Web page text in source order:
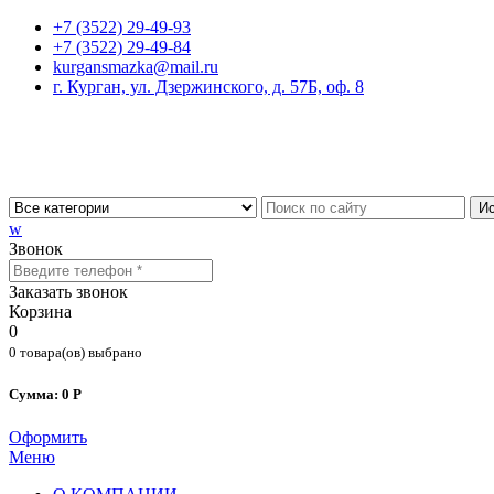
+7 (3522) 29-49-93
+7 (3522) 29-49-84
kurgansmazka@mail.ru
г. Курган, ул. Дзержинского, д. 57Б, оф. 8
w
Звонок
Заказать звонок
Корзина
0
0 товара(ов) выбрано
Сумма: 0 Р
Оформить
Меню